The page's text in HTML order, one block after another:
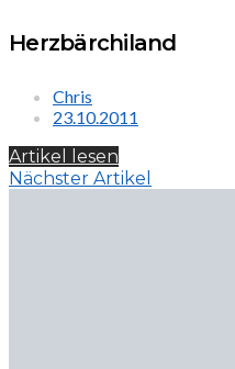
Herzbärchiland
Chris
23.10.2011
Artikel lesen
Nächster Artikel